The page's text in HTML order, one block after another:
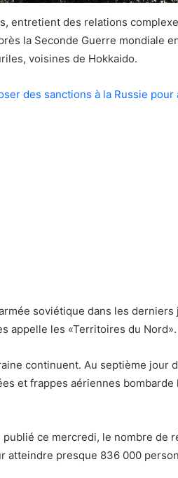
entretient des relations
la Seconde Guerre mondiale
voisines de Hokkaido.
des sanctions à la Russie pour
soviétique dans les
appelle les «Territoires du Nord».
continuent. Au septième jour
et frappes aériennes bombarde
publié ce mercredi, le nombre de
atteindre presque 836 000